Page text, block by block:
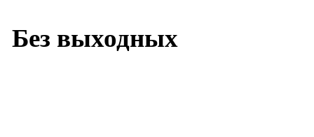
Без выходных